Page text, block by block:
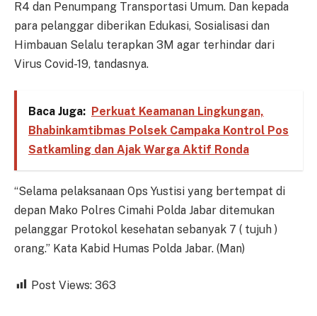
R4 dan Penumpang Transportasi Umum. Dan kepada
para pelanggar diberikan Edukasi, Sosialisasi dan
Himbauan Selalu terapkan 3M agar terhindar dari
Virus Covid-19, tandasnya.
Baca Juga: Perkuat Keamanan Lingkungan,
Bhabinkamtibmas Polsek Campaka Kontrol Pos
Satkamling dan Ajak Warga Aktif Ronda
“Selama pelaksanaan Ops Yustisi yang bertempat di
depan Mako Polres Cimahi Polda Jabar ditemukan
pelanggar Protokol kesehatan sebanyak 7 ( tujuh )
orang.” Kata Kabid Humas Polda Jabar. (Man)
Post Views: 363